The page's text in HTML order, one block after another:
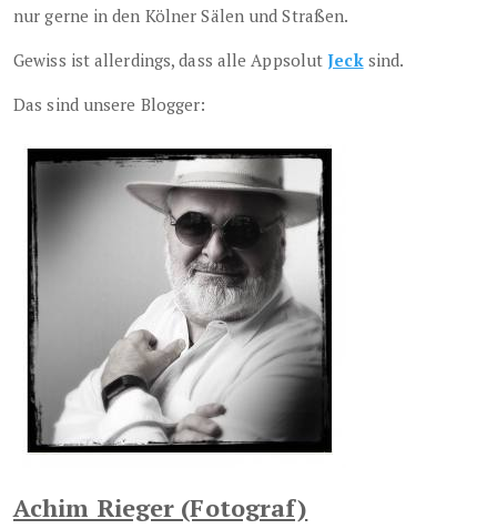
nur gerne in den Kölner Sälen und Straßen.
Gewiss ist allerdings, dass alle AppsolutJecksind.
Das sind unsere Blogger:
Achim Rieger (Fotograf)